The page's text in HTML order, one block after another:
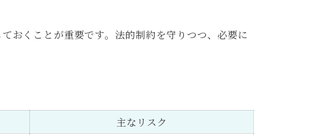
おくことが重要です。法的制約を守りつつ、必要に
主なリスク